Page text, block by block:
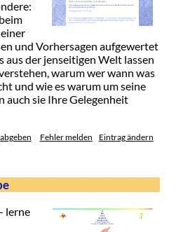
und Vorhersagen aufgewertet
der jenseitigen Welt lassen
warum wer wann was
und wie es warum um seine
sie Ihre Gelegenheit
Fehler melden Eintrag ändern
lerne